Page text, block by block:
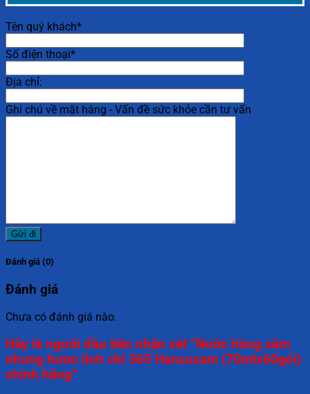
Tên quý khách*
Số điện thoại*
Địa chỉ:
Ghi chú về mặt hàng - Vấn đề sức khỏe cần tư vấn
Đánh giá (0)
Đánh giá
Chưa có đánh giá nào.
Hãy là người đầu tiên nhận xét “Nước hồng sâm
nhung hươu linh chi 365 Hansusam (70mlx60gói)
chính hãng”